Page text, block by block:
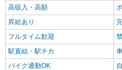
高収入・高額
昇給あり
フルタイム歓迎
駅直結・駅チカ
バイク通勤OK